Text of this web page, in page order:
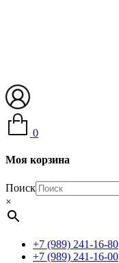
0
Моя корзина
Поиск
×
+7 (989) 241-16-80
+7 (989) 241-16-00